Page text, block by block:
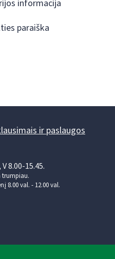
informacija
paraiška
ir paslaugos
8.00-15.45.
trumpiau.
8.00 val. - 12.00 val.